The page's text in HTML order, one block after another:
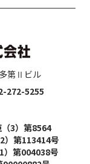
第Ⅱビル
272-5255
3）第8564
）第113414号
）第004038号